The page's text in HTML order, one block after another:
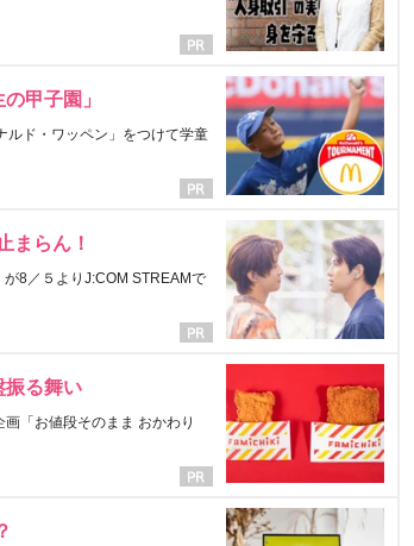
甲子園」
ルド・ワッペン」をつけて学童
まらん！
8／５よりJ:COM STREAMで
振る舞い
「お値段そのまま おかわり